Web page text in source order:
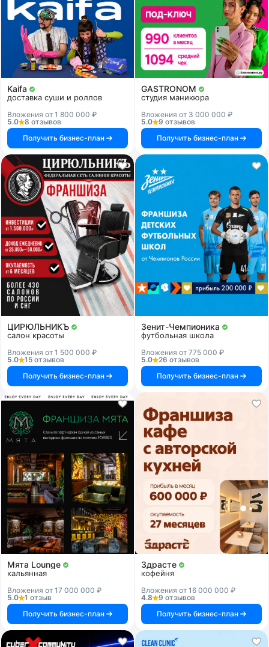
Kaifa
доставка суши и роллов
Вложения от 1 800 000 ₽
5.0
8 отзывов
Получить бизнес-план
GASTRONOM
студия маникюра
Вложения от 3 000 000 ₽
5.0
9 отзывов
Получить бизнес-план
ЦИРЮЛЬНИКЪ
салон красоты
Вложения от 1 500 000 ₽
5.0
15 отзывов
Получить бизнес-план
Зенит-Чемпионика
футбольная школа
Вложения от 775 000 ₽
5.0
26 отзывов
Получить бизнес-план
Мята Lounge
кальянная
Вложения от 17 000 000 ₽
5.0
1 отзыв
Получить бизнес-план
Здрасте
кофейня
Вложения от 16 000 000 ₽
4.8
9 отзывов
Получить бизнес-план